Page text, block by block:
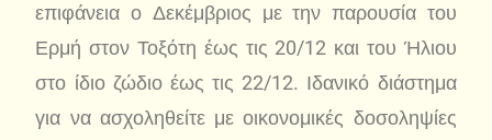
επιφάνεια ο Δεκέμβριος με την παρουσία του
Ερμή στον Τοξότη έως τις 20/12 και του Ήλιου
στο ίδιο ζώδιο έως τις 22/12. Ιδανικό διάστημα
για να ασχοληθείτε με οικονομικές δοσοληψίες